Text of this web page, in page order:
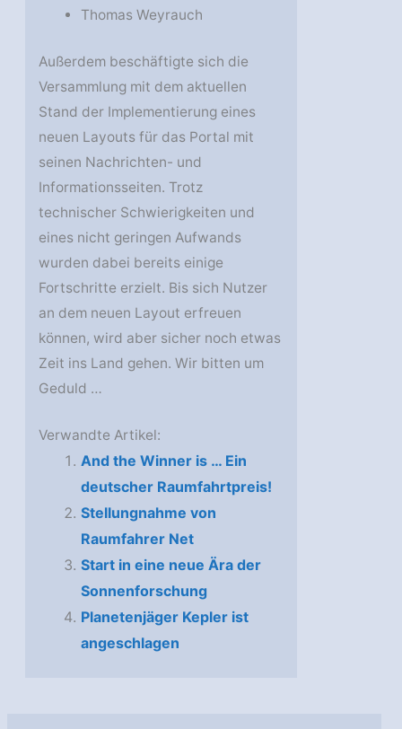
Thomas Weyrauch
Außerdem beschäftigte sich die
Versammlung mit dem aktuellen
Stand der Implementierung eines
neuen Layouts für das Portal mit
seinen Nachrichten- und
Informationsseiten. Trotz
technischer Schwierigkeiten und
eines nicht geringen Aufwands
wurden dabei bereits einige
Fortschritte erzielt. Bis sich Nutzer
an dem neuen Layout erfreuen
können, wird aber sicher noch etwas
Zeit ins Land gehen. Wir bitten um
Geduld …
Verwandte Artikel:
And the Winner is … Ein
deutscher Raumfahrtpreis!
Stellungnahme von
Raumfahrer Net
Start in eine neue Ära der
Sonnenforschung
Planetenjäger Kepler ist
angeschlagen